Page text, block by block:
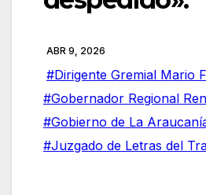
ABR 9, 2026
#Dirigente Gremial Mario
#Gobernador Regional
#Gobierno de La
#Juzgado de Letras del